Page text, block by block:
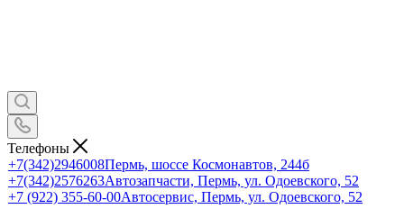
Телефоны
+7(342)2946008Пермь, шоссе Космонавтов, 244б
+7(342)2576263Автозапчасти, Пермь, ул. Одоевского, 52
+7 (922) 355-60-00Автосервис, Пермь, ул. Одоевского, 52